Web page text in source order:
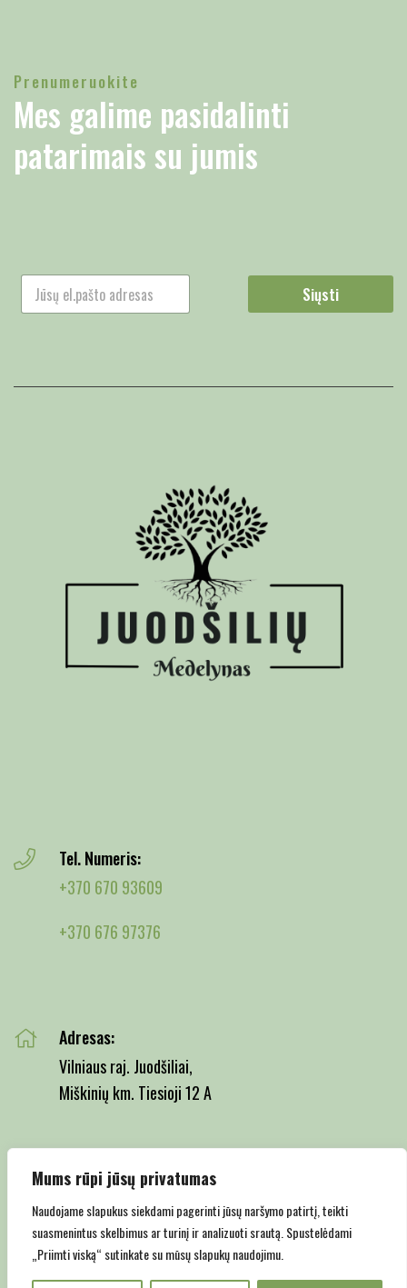
Mums rūpi jūsų privatumas
Naudojame slapukus siekdami pagerinti jūsų naršymo patirtį, teikti
suasmenintus skelbimus ar turinį ir analizuoti srautą. Spustelėdami
„Priimti viską“ sutinkate su mūsų slapukų naudojimu.
Prenumeruokite
Mes galime pasidalinti
patarimais su jumis
Siųsti
Tel. Numeris:
+370 670 93609
+370 676 97376
Adresas:
Vilniaus raj. Juodšiliai,
Miškinių km. Tiesioji 12 A
Email:
info@juodsiliumedelynas.lt